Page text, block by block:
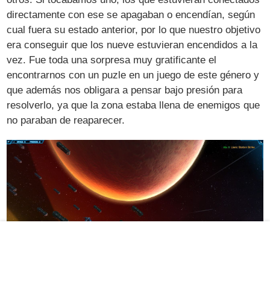
directamente con ese se apagaban o encendían, según
cual fuera su estado anterior, por lo que nuestro objetivo
era conseguir que los nueve estuvieran encendidos a la
vez. Fue toda una sorpresa muy gratificante el
encontrarnos con un puzle en un juego de este género y
que además nos obligara a pensar bajo presión para
resolverlo, ya que la zona estaba llena de enemigos que
no paraban de reaparecer.